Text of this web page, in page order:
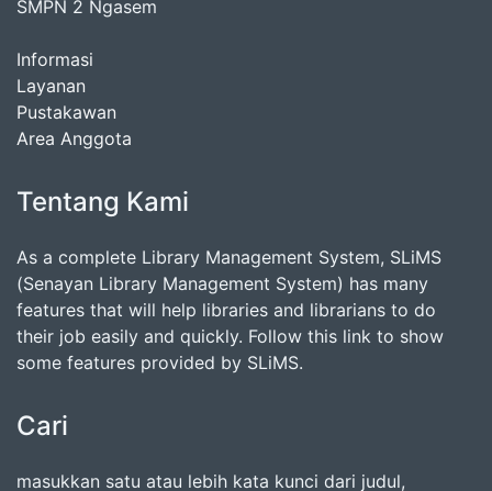
SMPN 2 Ngasem
Informasi
Layanan
Pustakawan
Area Anggota
Tentang Kami
As a complete Library Management System, SLiMS
(Senayan Library Management System) has many
features that will help libraries and librarians to do
their job easily and quickly. Follow this link to show
some features provided by SLiMS.
Cari
masukkan satu atau lebih kata kunci dari judul,